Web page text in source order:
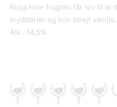
Rioja hvor frugten får lov til at
krydderier og kun strejf
Alk.: 14,5%